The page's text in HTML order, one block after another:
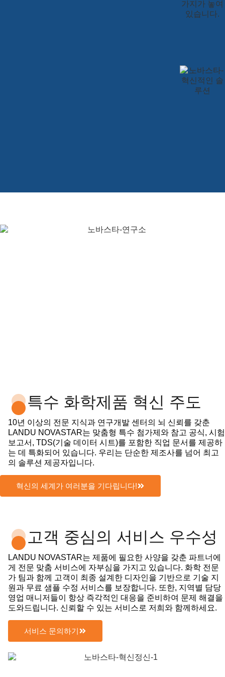
특수 화학제품 혁신 주도
10년 이상의 전문 지식과 연구개발 센터의 뇌 신뢰를 갖춘
LANDU NOVASTAR는 맞춤형 특수 첨가제와 참고 공식, 시험
보고서, TDS(기술 데이터 시트)를 포함한 직업 문서를 제공하
는 데 특화되어 있습니다. 우리는 단순한 제조사를 넘어 최고
의 솔루션 제공자입니다.
혁신의 세계가 여러분을 기다립니다!
고객 중심의 서비스 우수성
LANDU NOVASTAR는 제품에 필요한 사양을 갖춘 파트너에
게 전문 맞춤 서비스에 자부심을 가지고 있습니다. 화학 전문
가 팀과 함께 고객이 최종 설계한 디자인을 기반으로 기술 지
원과 무료 샘플 수정 서비스를 보장합니다. 또한, 지역별 담당
영업 매니저들이 항상 즉각적인 대응을 준비하여 문제 해결을
도와드립니다. 신뢰할 수 있는 서비스로 저희와 함께하세요.
서비스 문의하기